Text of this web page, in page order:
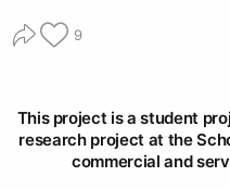
9
This project is a student
research project at the
commercial and